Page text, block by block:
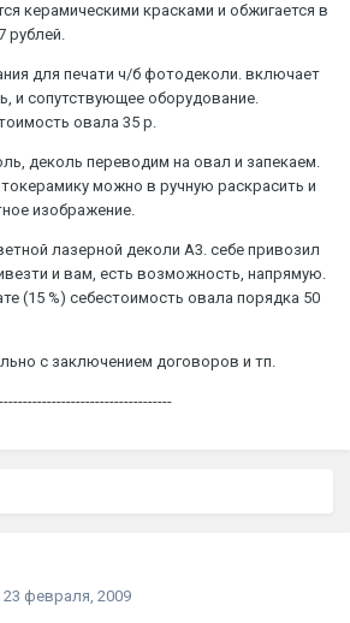
керамическими красками и обжигается в
рублей.
для печати ч/б фотодеколи. включает
и сопутствующее оборудование.
овала 35 р.
деколь переводим на овал и запекаем.
можно в ручную раскрасить и
изображение.
лазерной деколи А3. себе привозил
и вам, есть возможность, напрямую.
(15 %) себестоимость овала порядка 50
с заключением договоров и тп.
23 февраля, 2009